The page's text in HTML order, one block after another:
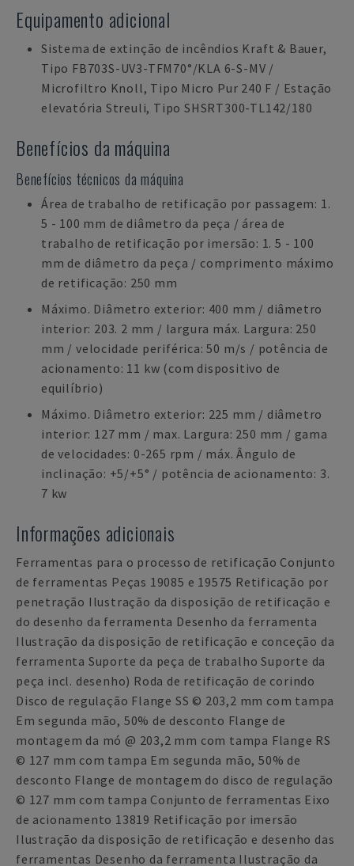
Equipamento adicional
Sistema de extinção de incêndios Kraft & Bauer,
Tipo FB703S-UV3-TFM70°/KLA 6-S-MV /
Microfiltro Knoll, Tipo Micro Pur 240 F / Estação
elevatória Streuli, Tipo SHSRT300-TL142/180
Benefícios da máquina
Benefícios técnicos da máquina
Área de trabalho de retificação por passagem: 1.
5 - 100 mm de diâmetro da peça / área de
trabalho de retificação por imersão: 1. 5 - 100
mm de diâmetro da peça / comprimento máximo
de retificação: 250 mm
Máximo. Diâmetro exterior: 400 mm / diâmetro
interior: 203. 2 mm / largura máx. Largura: 250
mm / velocidade periférica: 50 m/s / potência de
acionamento: 11 kw (com dispositivo de
equilíbrio)
Máximo. Diâmetro exterior: 225 mm / diâmetro
interior: 127 mm / max. Largura: 250 mm / gama
de velocidades: 0-265 rpm / máx. Ângulo de
inclinação: +5/+5° / potência de acionamento: 3.
7 kw
Informações adicionais
Ferramentas para o processo de retificação Conjunto
de ferramentas Peças 19085 e 19575 Retificação por
penetração Ilustração da disposição de retificação e
do desenho da ferramenta Desenho da ferramenta
Ilustração da disposição de retificação e conceção da
ferramenta Suporte da peça de trabalho Suporte da
peça incl. desenho) Roda de retificação de corindo
Disco de regulação Flange SS © 203,2 mm com tampa
Em segunda mão, 50% de desconto Flange de
montagem da mó @ 203,2 mm com tampa Flange RS
© 127 mm com tampa Em segunda mão, 50% de
desconto Flange de montagem do disco de regulação
© 127 mm com tampa Conjunto de ferramentas Eixo
de acionamento 13819 Retificação por imersão
Ilustração da disposição de retificação e desenho das
ferramentas Desenho da ferramenta Ilustração da